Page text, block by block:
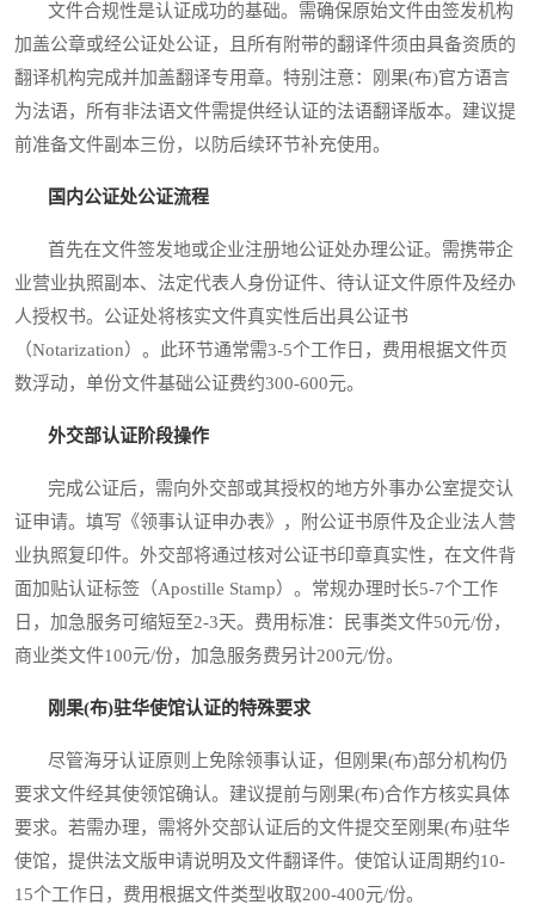
文件合规性是认证成功的基础。需确保原始文件由签发机构
加盖公章或经公证处公证，且所有附带的翻译件须由具备资质的
翻译机构完成并加盖翻译专用章。特别注意：刚果(布)官方语言
为法语，所有非法语文件需提供经认证的法语翻译版本。建议提
前准备文件副本三份，以防后续环节补充使用。
国内公证处公证流程
首先在文件签发地或企业注册地公证处办理公证。需携带企
业营业执照副本、法定代表人身份证件、待认证文件原件及经办
人授权书。公证处将核实文件真实性后出具公证书
（Notarization）。此环节通常需3-5个工作日，费用根据文件页
数浮动，单份文件基础公证费约300-600元。
外交部认证阶段操作
完成公证后，需向外交部或其授权的地方外事办公室提交认
证申请。填写《领事认证申办表》，附公证书原件及企业法人营
业执照复印件。外交部将通过核对公证书印章真实性，在文件背
面加贴认证标签（Apostille Stamp）。常规办理时长5-7个工作
日，加急服务可缩短至2-3天。费用标准：民事类文件50元/份，
商业类文件100元/份，加急服务费另计200元/份。
刚果(布)驻华使馆认证的特殊要求
尽管海牙认证原则上免除领事认证，但刚果(布)部分机构仍
要求文件经其使领馆确认。建议提前与刚果(布)合作方核实具体
要求。若需办理，需将外交部认证后的文件提交至刚果(布)驻华
使馆，提供法文版申请说明及文件翻译件。使馆认证周期约10-
15个工作日，费用根据文件类型收取200-400元/份。